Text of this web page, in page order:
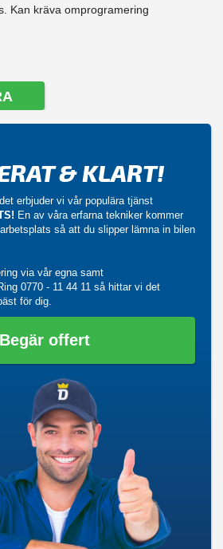
Kan kräva omprogramering
& KLART!
erbjuder vi vår populära tjänst
En av våra erfarna tekniker kommer
så att du slipper lämna in bilen
via vår egna samt
0770 - 11 44 11 så hittar vi det
för dig.
Begär offert